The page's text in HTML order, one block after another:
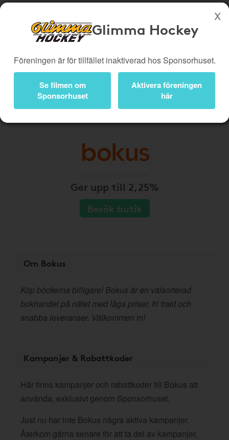
Köp genom denna sida stöttar Glimma Hockey
Butiker
Biobiljetter
Presentkort
Kampanjer
Bli medlem
Logga in
Glimma Hockey
Föreningen är för tillfället inaktiverad hos Sponsorhuset.
Se filmen om
Sponsorhuset
Aktivera föreningen
här
Ger upp till 2,25%
Besök butik
Om Bokus
Köp böckerna billigare! Bokus är en välsorterad
bokhandel på nätet med låga priser, fri frakt och
snabba leveranser. Välkommen in!
Kampanjer & Rabattkoder
Här finns kampanjer och rabattkoder till Bokus att
använda, exklusivt genom Sponsorhuset.
Just nu har inte Bokus några aktiva kampanjer.
Återkom gärna senare för att ta del av kampanjer,